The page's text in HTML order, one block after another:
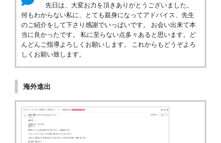
先日は、大変お力を頂きありがとうございました。
何もわからない私に、とても親身になってアドバイス、先生
のご紹介をして下さり感謝でいっぱいです。 お会い出来て本
当に良かったです。 私に至らない点多々あると思います。ど
んどんご指導よろしくお願いします。 これからもどうぞよろ
しくお願い致します。
海外進出